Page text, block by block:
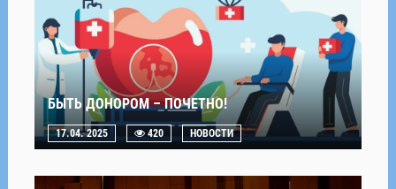
БЫТЬ ДОНОРОМ – ПОЧЕТНО!
17.04. 2025 420 НОВОСТИ